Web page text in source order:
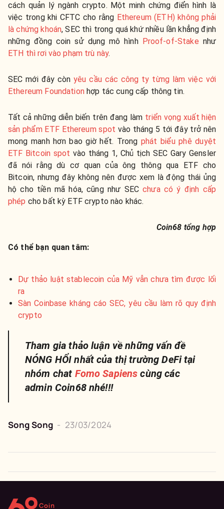
cách quản lý ngành crypto. Một minh chứng điển hình là
việc trong khi CFTC cho rằng Ethereum (ETH) không phải
là chứng khoán, SEC thì trong quá khứ nhiều lần khẳng định
những đồng coin sử dụng mô hình Proof-of-Stake như
ETH thì rơi vào phạm trù này.
SEC mới đây cònyêu cầu các công ty từng làm việc với
Ethereum Foundationhợp tác cung cấp thông tin.
Tất cả những diễn biến trên đang làm triển vọng xuất hiện
sản phẩm ETF Ethereum spot vào tháng 5 tới đây trở nên
mong manh hơn bao giờ hết. Trong phát biểu phê duyệt
ETF Bitcoin spot vào tháng 1, Chủ tịch SEC Gary Gensler
đã nói rằng dù cơ quan của ông thông qua ETF cho
Bitcoin, nhưng đây không nên được xem là động thái ủng
hộ cho tiền mã hóa, cũng như SECchưa có ý định cấp
phép cho bất kỳ ETF crypto nào khác.
Coin68 tổng hợp
Có thể bạn quan tâm:
Dự thảo luật stablecoin của Mỹ vẫn chưa tìm được lối
ra
Sàn Coinbase kháng cáo SEC, yêu cầu làm rõ quy định
crypto
Tham gia thảo luận về những vấn đề
NÓNG HỔI nhất của thị trường DeFi tại
nhóm chat Fomo Sapiens cùng các
admin Coin68 nhé!!!
Song Song - 23/03/2024